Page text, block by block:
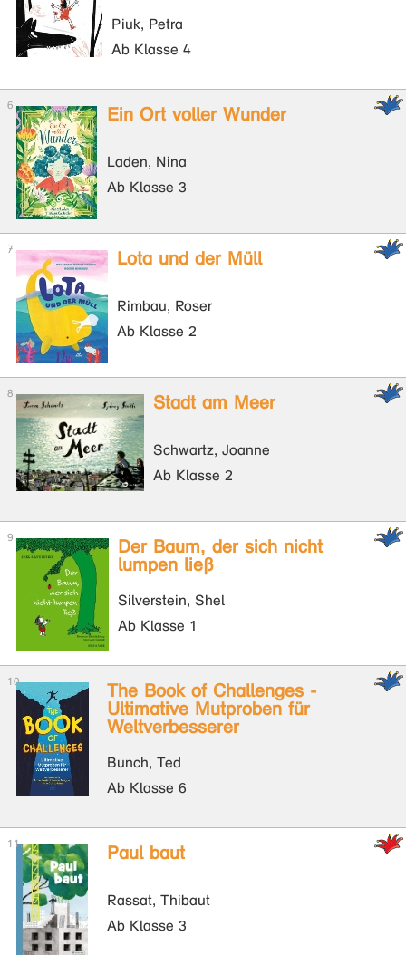
Piuk, Petra
Ab Klasse 4
Ein Ort voller Wunder
Laden, Nina
Ab Klasse 3
Lota und der Müll
Rimbau, Roser
Ab Klasse 2
Stadt am Meer
Schwartz, Joanne
Ab Klasse 2
Der Baum, der sich nicht
lumpen ließ
Silverstein, Shel
Ab Klasse 1
The Book of Challenges -
Ultimative Mutproben für
Weltverbesserer
Bunch, Ted
Ab Klasse 6
Paul baut
Rassat, Thibaut
Ab Klasse 3